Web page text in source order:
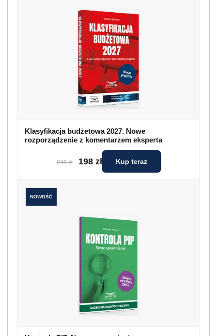
Klasyfikacja budżetowa 2027. Nowe
rozporządzenie z komentarzem eksperta
249 zł 198 zł Kup teraz
NOWOŚĆ